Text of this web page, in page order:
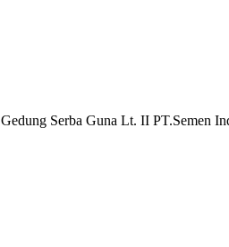
Gedung Serba Guna Lt. II PT.Semen